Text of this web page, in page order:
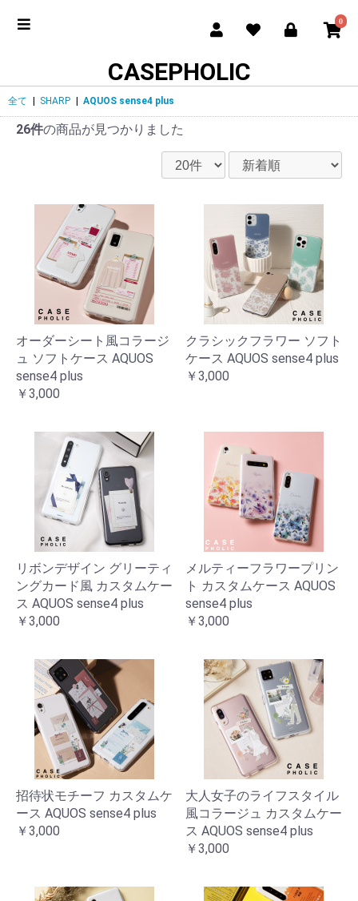
0
CASEPHOLIC
全て | SHARP | AQUOS sense4 plus
26件の商品が見つかりました
オーダーシート風コラージ
ュ ソフトケース AQUOS
sense4 plus
￥3,000
クラシックフラワー ソフト
ケース AQUOS sense4 plus
￥3,000
リボンデザイン グリーティ
ングカード風 カスタムケー
ス AQUOS sense4 plus
￥3,000
メルティーフラワープリン
ト カスタムケース AQUOS
sense4 plus
￥3,000
招待状モチーフ カスタムケ
ース AQUOS sense4 plus
￥3,000
大人女子のライフスタイル
風コラージュ カスタムケー
ス AQUOS sense4 plus
￥3,000